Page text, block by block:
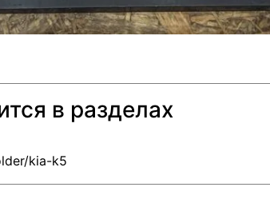
в разделах